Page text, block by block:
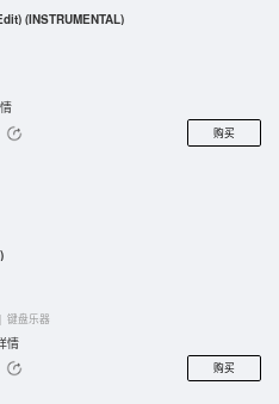
(INSTRUMENTAL)
购买
键盘乐器
情
购买